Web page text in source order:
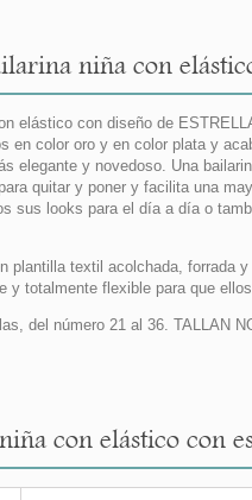
niña con
elástico con diseño de
en color oro y en color plata y
elegante y novedoso. Una
quitar y poner y facilita una
sus looks para el día a día o
plantilla textil acolchada, forrada
y totalmente flexible para que
del número 21 al 36. TALLAN
con elástico con